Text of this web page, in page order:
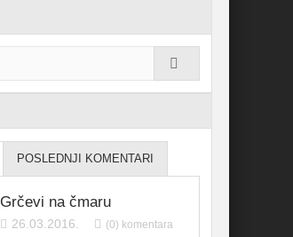
POSLEDNJI KOMENTARI
Grčevi na čmaru
26.03.2016. (0) komentara